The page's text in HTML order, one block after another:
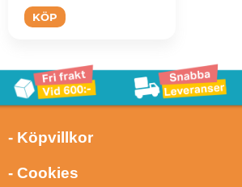
KÖP
- Köpvillkor
- Cookies